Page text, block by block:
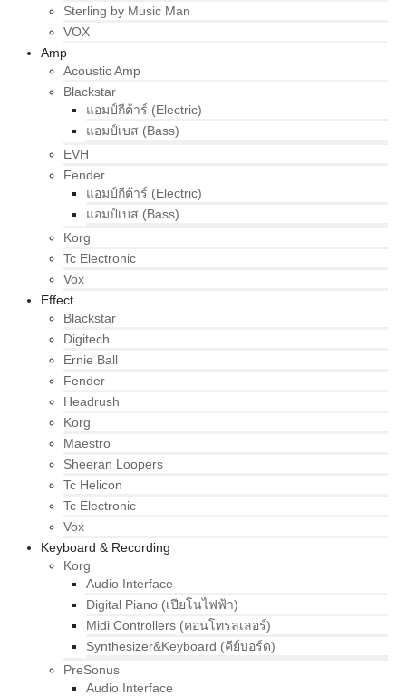
Sterling by Music Man
VOX
Amp
Acoustic Amp
Blackstar
แอมป์กีต้าร์ (Electric)
แอมป์เบส (Bass)
EVH
Fender
แอมป์กีต้าร์ (Electric)
แอมป์เบส (Bass)
Korg
Tc Electronic
Vox
Effect
Blackstar
Digitech
Ernie Ball
Fender
Headrush
Korg
Maestro
Sheeran Loopers
Tc Helicon
Tc Electronic
Vox
Keyboard & Recording
Korg
Audio Interface
Digital Piano (เปียโนไฟฟ้า)
Midi Controllers (คอนโทรลเลอร์)
Synthesizer&Keyboard (คีย์บอร์ด)
PreSonus
Audio Interface